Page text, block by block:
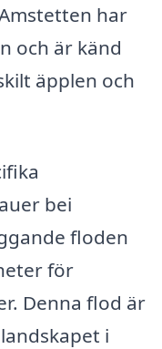
har
och är känd
äpplen och
bei
floden
för
Denna flod är
i